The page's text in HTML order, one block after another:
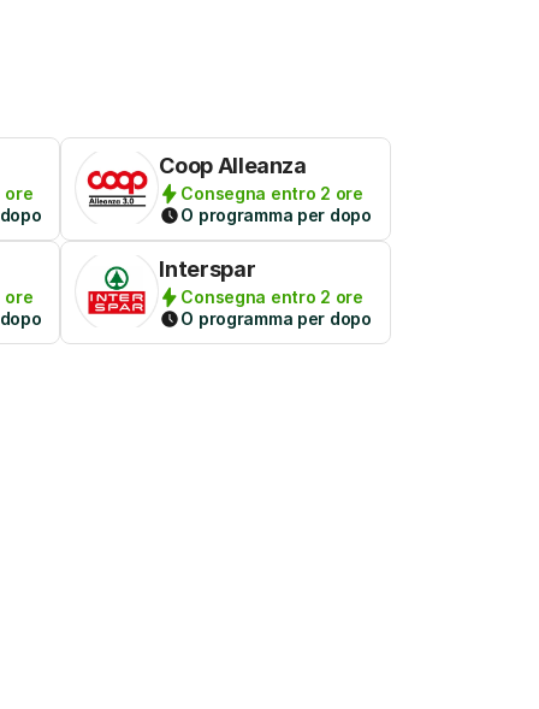
ore
Coop Alleanza
Consegna entro 2 ore
O programma per dopo
ore
Interspar
Consegna entro 2 ore
O programma per dopo